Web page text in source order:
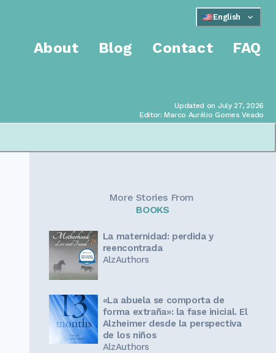
English
Updated on July 27, 2026
Editor: Marco Aurélio Gomes Veado
About Blog Contact FAQ
More Stories From
BOOKS
La maternidad: perdida y
reencontrada
AlzAuthors
«La abuela se comporta de
forma extraña»: la fase inicial. El
Alzheimer desde la perspectiva
de los niños
AlzAuthors